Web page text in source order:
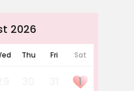
2026
Thu Fri Sat
1